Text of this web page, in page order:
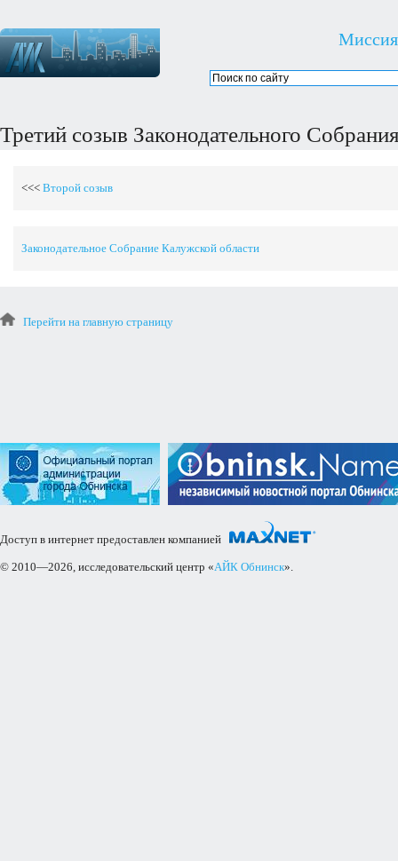
Миссия
Третий созыв Законодательного
<<< Второй созыв
Законодательное Собрание Калужской области
Перейти на главную страницу
Доступ в интернет предоставлен компанией
© 2010—2026, исследовательский центр «АЙК Обнинск».